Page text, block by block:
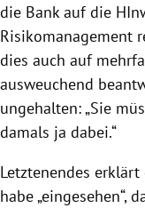
die Bank auf die
Risikomanagement
dies auch auf
ausweuchend
ungehalten: „Sie
damals ja dabei.“
Letztenendes
habe „eingesehen“,